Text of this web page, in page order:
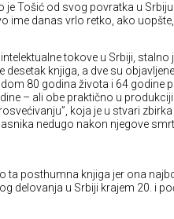
je Tošić od svog povratka u
ime danas vrlo retko, ako
tokove u Srbiji, stalno
knjiga, a dve su
80 godina života i 64 godine
– ali obe praktično u
koja je u stvari
nedugo nakon njegove
ta posthumna knjiga jer ona
delovanja u Srbiji krajem 20. i